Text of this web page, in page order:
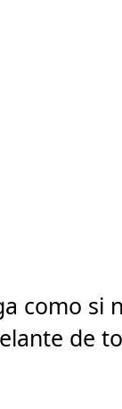
como si
de